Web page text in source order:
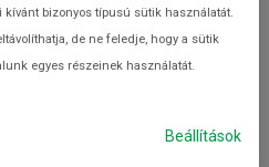
bizonyos típusú sütik használatát.
de ne feledje, hogy a sütik
egyes részeinek használatát.
Beállítások